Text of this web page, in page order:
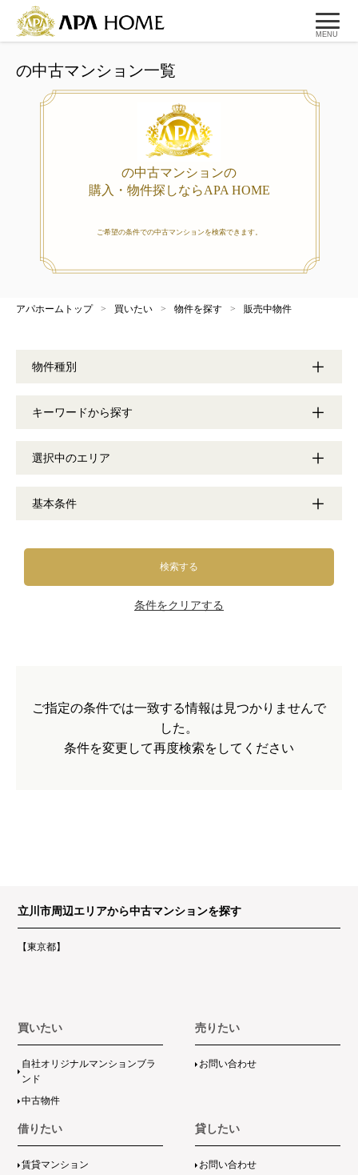
MENU
の中古マンション一覧
の中古マンションの
購入・物件探しならAPA HOME
ご希望の条件での中古マンションを検索できます。
アパホームトップ > 買いたい > 物件を探す > 販売中物件
物件種別
キーワードから探す
選択中のエリア
基本条件
検索する
条件をクリアする
ご指定の条件では一致する情報は見つかりませんで
した。
条件を変更して再度検索をしてください
立川市周辺エリアから中古マンションを探す
【東京都】
買いたい
自社オリジナルマンションブラ
ンド
中古物件
売りたい
お問い合わせ
借りたい
賃貸マンション
貸したい
お問い合わせ